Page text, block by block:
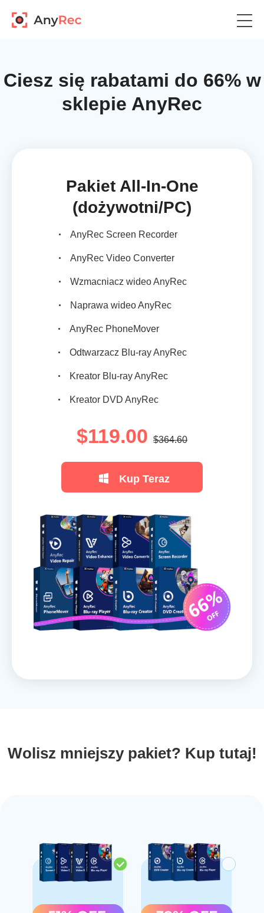
Ciesz się rabatami do 66% w
sklepie AnyRec
Pakiet All-In-One
(dożywotni/PC)
AnyRec Screen Recorder
AnyRec Video Converter
Wzmacniacz wideo AnyRec
Naprawa wideo AnyRec
AnyRec PhoneMover
Odtwarzacz Blu-ray AnyRec
Kreator Blu-ray AnyRec
Kreator DVD AnyRec
$119.00 $364.60
Kup Teraz
Wolisz mniejszy pakiet? Kup tutaj!